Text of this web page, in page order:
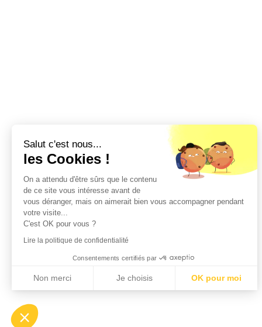
Salut c'est nous...
les Cookies !
On a attendu d'être sûrs que le contenu
de ce site vous intéresse avant de
vous déranger, mais on aimerait bien vous accompagner pendant
votre visite...
C'est OK pour vous ?
Lire la politique de confidentialité
Consentements certifiés par
Non merci Je choisis OK pour moi
Notre plateforme vous permet d'adapter et de gérer vos paramètres de